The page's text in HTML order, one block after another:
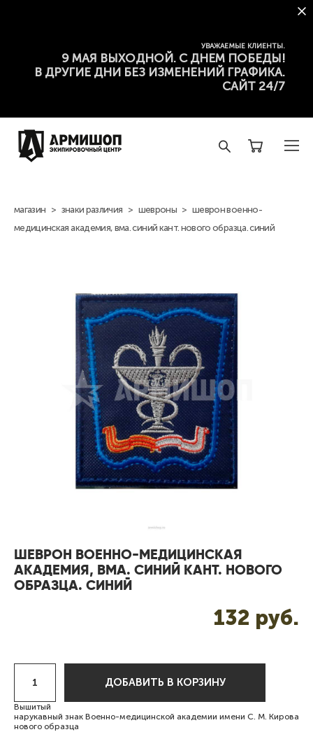
УВАЖАЕМЫЕ КЛИЕНТЫ.
9 МАЯ ВЫХОДНОЙ. С ДНЕМ ПОБЕДЫ!
В ДРУГИЕ ДНИ БЕЗ ИЗМЕНЕНИЙ ГРАФИКА.
САЙТ 24/7
магазин > знаки различия > шевроны > шеврон военно-
медицинская академия, вма. синий кант. нового образца. синий
ШЕВРОН ВОЕННО-МЕДИЦИНСКАЯ
АКАДЕМИЯ, ВМА. СИНИЙ КАНТ. НОВОГО
ОБРАЗЦА. СИНИЙ
132 pуб.
ДОБАВИТЬ В КОРЗИНУ
Вышитый
нарукавный знак Военно-медицинской академии имени С. М. Кирова
нового образца